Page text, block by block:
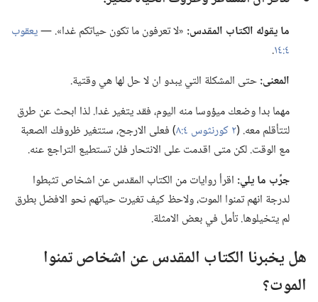
ما يقوله الكتاب المقدس:‏ «لا تعرفون ما تكون حياتكم غدا».‏ —‏يعقوب
٤:‏١٤ ‏.‏
المعنى:‏حتى المشكلة التي يبدو ان لا حل لها هي وقتية.‏
مهما بدا وضعك ميؤوسا منه اليوم،‏ فقد يتغير غدا.‏ لذا ابحث عن طرق
لتتأقلم معه.‏ (‏٢ كورنثوس ٤:‏٨
‏)‏ فعلى الارجح،‏ ستتغير ظروفك الصعبة
مع الوقت.‏ لكن متى اقدمت على الانتحار فلن تستطيع التراجع عنه.‏
جرِّب ما يلي:‏ اقرأ روايات من الكتاب المقدس عن اشخاص تثبطوا
لدرجة انهم تمنوا الموت،‏ ولاحظ كيف تغيرت حياتهم نحو الافضل بطرق
لم يتخيلوها.‏ تأمل في بعض الامثلة.‏
هل يخبرنا الكتاب المقدس عن اشخاص تمنوا
الموت؟‏